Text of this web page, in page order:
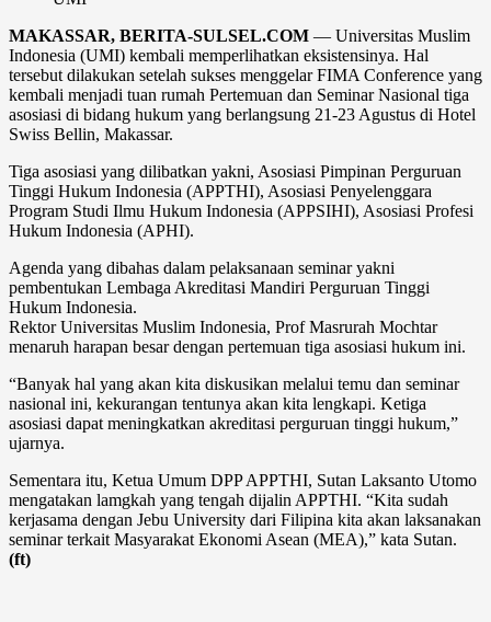
MAKASSAR, BERITA-SULSEL.COM — Universitas Muslim
Indonesia (UMI) kembali memperlihatkan eksistensinya. Hal
tersebut dilakukan setelah sukses menggelar FIMA Conference yang
kembali menjadi tuan rumah Pertemuan dan Seminar Nasional tiga
asosiasi di bidang hukum yang berlangsung 21-23 Agustus di Hotel
Swiss Bellin, Makassar.
Tiga asosiasi yang dilibatkan yakni, Asosiasi Pimpinan Perguruan
Tinggi Hukum Indonesia (APPTHI), Asosiasi Penyelenggara
Program Studi Ilmu Hukum Indonesia (APPSIHI), Asosiasi Profesi
Hukum Indonesia (APHI).
Agenda yang dibahas dalam pelaksanaan seminar yakni
pembentukan Lembaga Akreditasi Mandiri Perguruan Tinggi
Hukum Indonesia.
Rektor Universitas Muslim Indonesia, Prof Masrurah Mochtar
menaruh harapan besar dengan pertemuan tiga asosiasi hukum ini.
“Banyak hal yang akan kita diskusikan melalui temu dan seminar
nasional ini, kekurangan tentunya akan kita lengkapi. Ketiga
asosiasi dapat meningkatkan akreditasi perguruan tinggi hukum,”
ujarnya.
Sementara itu, Ketua Umum DPP APPTHI, Sutan Laksanto Utomo
mengatakan lamgkah yang tengah dijalin APPTHI. “Kita sudah
kerjasama dengan Jebu University dari Filipina kita akan laksanakan
seminar terkait Masyarakat Ekonomi Asean (MEA),” kata Sutan.
(ft)